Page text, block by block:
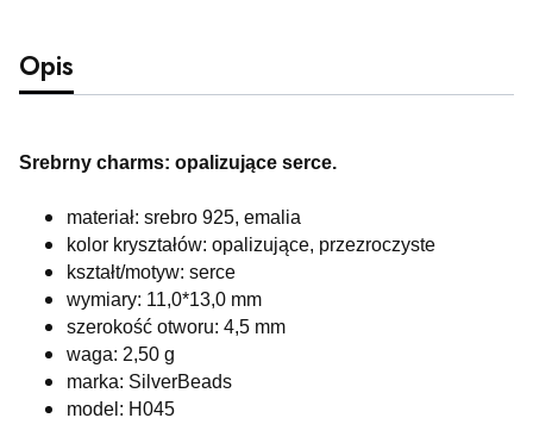
Opis
Srebrny charms: opalizujące serce.
materiał: srebro 925, emalia
kolor kryształów: opalizujące, przezroczyste
kształt/motyw: serce
wymiary: 11,0*13,0 mm
szerokość otworu: 4,5 mm
waga: 2,50 g
marka: SilverBeads
model: H045